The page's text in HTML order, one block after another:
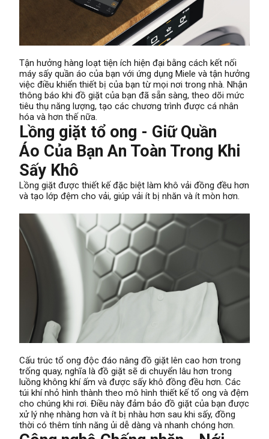
Tận hưởng hàng loạt tiện ích hiện đại bằng cách kết nối
máy sấy quần áo của bạn với ứng dụng Miele và tận hưởng
việc điều khiển thiết bị của bạn từ mọi nơi trong nhà. Nhận
thông báo khi đồ giặt của bạn đã sẵn sàng, theo dõi mức
tiêu thụ năng lượng, tạo các chương trình được cá nhân
hóa và hơn thế nữa.
Lồng giặt tổ ong - Giữ Quần
Áo Của Bạn An Toàn Trong Khi
Sấy Khô
Lồng giặt được thiết kế đặc biệt làm khô vải đồng đều hơn
và tạo lớp đệm cho vải, giúp vải ít bị nhăn và ít mòn hơn.
Cấu trúc tổ ong độc đáo nâng đồ giặt lên cao hơn trong
trống quay, nghĩa là đồ giặt sẽ di chuyển lâu hơn trong
luồng không khí ấm và được sấy khô đồng đều hơn. Các
túi khí nhỏ hình thành theo mô hình thiết kế tổ ong và đệm
cho chúng khi rơi. Điều này đảm bảo đồ giặt của bạn được
xử lý nhẹ nhàng hơn và ít bị nhàu hơn sau khi sấy, đồng
thời có thêm tính năng ủi dễ dàng và nhanh chóng hơn.